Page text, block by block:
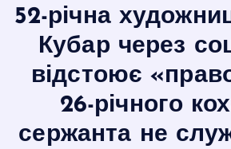
52-річна
Кубар через
відстоює
26-річного
сержанта не